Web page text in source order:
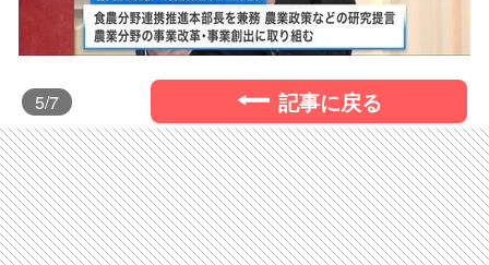
5/7 記事に戻る